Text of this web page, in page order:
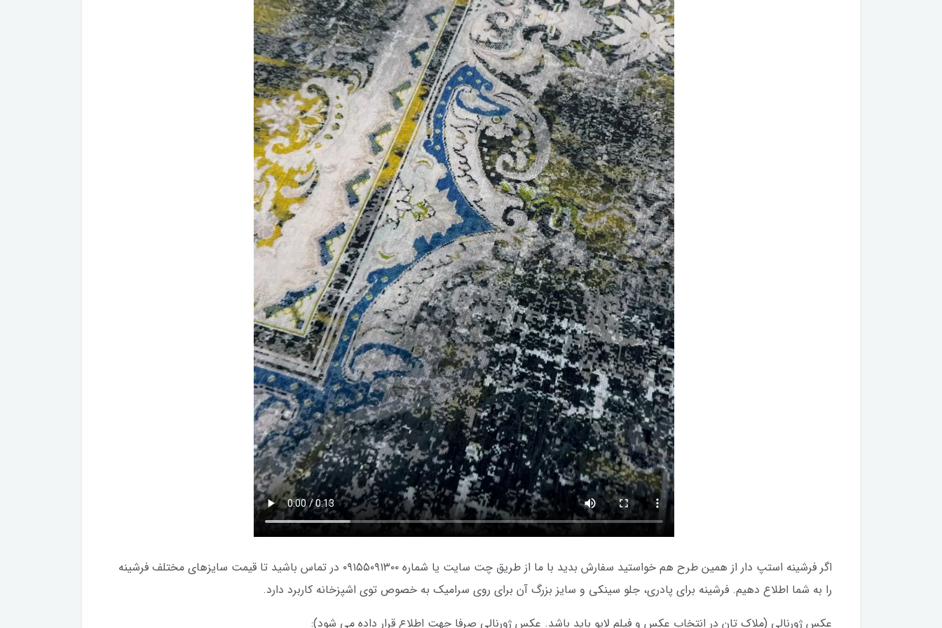
اگر فرشینه استپ دار از همین طرح هم خواستید سفارش بدید با ما از طریق چت سایت یا شماره ۰۹۱۵۵۰۹۱۳۰۰ در تماس باشید تا قیمت سایزهای مختلف فرشینه
را به شما اطلاع دهیم. فرشینه برای پادری، جلو سینکی و سایز بزرگ آن برای روی سرامیک به خصوص توی اشپزخانه کاربرد دارد.
عکس ژورنالی (ملاک تان در انتخاب عکس و فیلم لایو باید باشد. عکس ژورنالی صرفا جهت اطلاع قرار داده می شود):